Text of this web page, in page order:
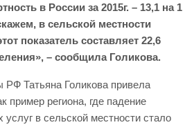
в России за 2015г. – 13,1 на 1
в сельской местности
показатель составляет 22,6
– сообщила Голикова.
РФ Татьяна Голикова привела
пример региона, где падение
услуг в сельской местности стало